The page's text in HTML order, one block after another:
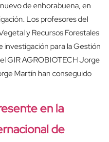
de enhorabuena, en
Los profesores del
y Recursos Forestales
para la Gestión
GIR AGROBIOTECH Jorge
Martín han conseguido
en la
de